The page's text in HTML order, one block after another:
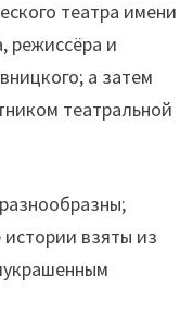
театра имени
режиссёра и
а затем
театральной
истории взяты из